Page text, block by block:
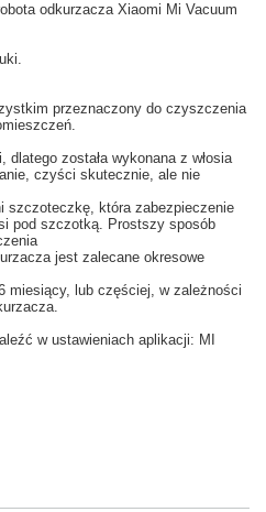
odkurzacza Xiaomi Mi Vacuum
.
przeznaczony do czyszczenia
dlatego została wykonana z włosia
, czyści skutecznie, ale nie
szczoteczkę, którazabezpieczenie
pod szczotką. Prostszy sposób
jest zalecane okresowe
miesiący, lub częściej, w zależności
w ustawieniach aplikacji: MI